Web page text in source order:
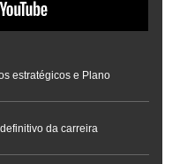
estratégicos e Plano
da carreira